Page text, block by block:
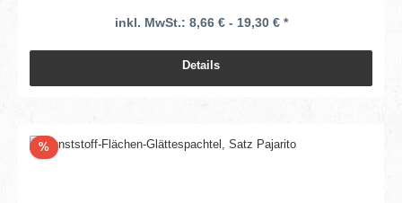
inkl. MwSt.: 8,66 € - 19,30 € *
Details
%Rabatt